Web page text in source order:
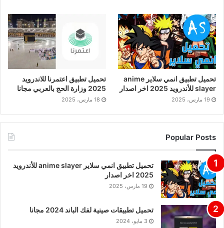
تحميل تطبيق انمي سلاير anime
slayer للأندرويد 2025 اخر اصدار
19 مارس، 2025
تحميل تطبيق اعتمرنا للاندرويد
2025 وزارة الحج بالعربي مجانا
18 مارس، 2025
Popular Posts
تحميل تطبيق انمي سلاير anime slayer للأندرويد
2025 اخر اصدار
19 مارس، 2025
تحميل تطبيقات صينية لفك الباند 2024 مجانا
3 مايو، 2024